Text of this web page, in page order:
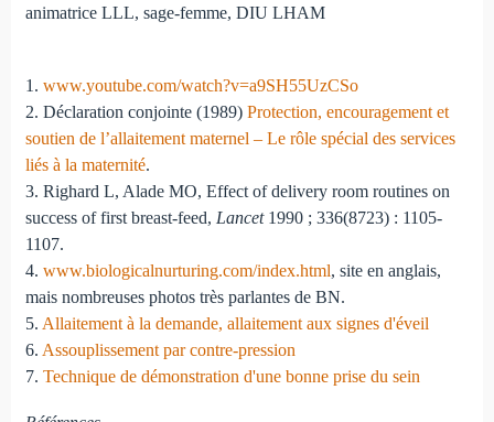
animatrice LLL, sage-femme, DIU LHAM
1. www.youtube.com/watch?v=a9SH55UzCSo
2. Déclaration conjointe (1989) Protection, encouragement et
soutien de l’allaitement maternel – Le rôle spécial des services
liés à la maternité.
3. Righard L, Alade MO, Effect of delivery room routines on
success of first breast-feed, Lancet1990 ; 336(8723) : 1105-
1107.
4. www.biologicalnurturing.com/index.html, site en anglais,
mais nombreuses photos très parlantes de BN.
5. Allaitement à la demande, allaitement aux signes d'éveil
6. Assouplissement par contre-pression
7. Technique de démonstration d'une bonne prise du sein